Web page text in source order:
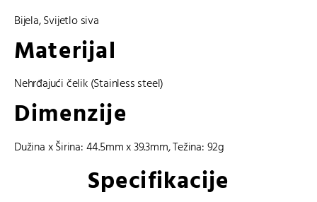
Bijela,Svijetlo siva
Materijal
Nehrđajući čelik (Stainless steel)
Dimenzije
Dužina x Širina: 44.5mm x 39.3mm, Težina: 92g
Specifikacije